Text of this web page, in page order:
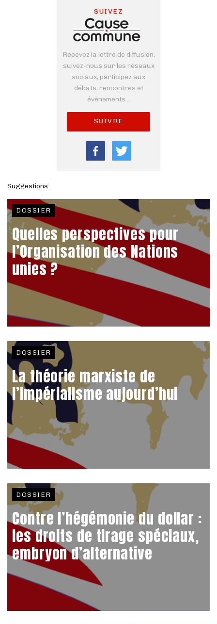
SUIVEZ
Recevez la lettre de diffusion,
suivez-nous sur les réseaux
sociaux, participez aux
débats, rencontres et
évènements...
SUIVRE
Suggestions
DOSSIER
Quelles perspectives pour
l’Organisation des Nations
unies ?
DOSSIER
La théorie marxiste de
l’impérialisme aujourd’hui
DOSSIER
Contre l’hégémonie du dollar :
les droits de tirage spéciaux,
embryon d’alternative